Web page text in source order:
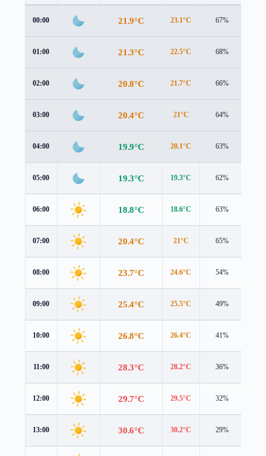
00:00 21.9°C 23.1°C 67%
01:00 21.3°C 22.5°C 68%
02:00 20.8°C 21.7°C 66%
03:00 20.4°C 21°C 64%
04:00 19.9°C 20.1°C 63%
05:00 19.3°C 19.3°C 62%
06:00 18.8°C 18.6°C 63%
07:00 20.4°C 21°C 65%
08:00 23.7°C 24.6°C 54%
09:00 25.4°C 25.5°C 49%
10:00 26.8°C 26.4°C 41%
11:00 28.3°C 28.2°C 36%
12:00 29.7°C 29.5°C 32%
13:00 30.6°C 30.2°C 29%